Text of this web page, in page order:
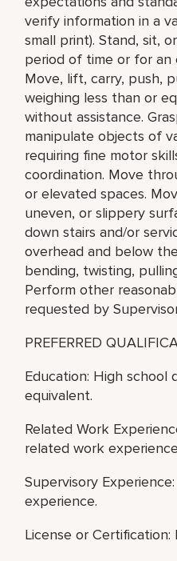
verify information in a
small print). Stand, sit,
period of time or for an
Move, lift, carry, push,
weighing less than or
without assistance.
manipulate objects of
requiring fine motor
coordination. Move
or elevated spaces.
uneven, or slippery
down stairs and/or
overhead and below
bending, twisting,
Perform other
requested by
PREFERRED
Education: High school
equivalent.
Related Work
related work
Supervisory
experience.
License or Certification: